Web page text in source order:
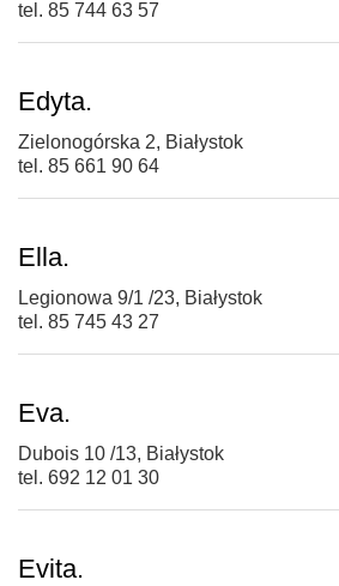
tel. 85 744 63 57
Edyta.
Zielonogórska 2, Białystok
tel. 85 661 90 64
Ella.
Legionowa 9/1 /23, Białystok
tel. 85 745 43 27
Eva.
Dubois 10 /13, Białystok
tel. 692 12 01 30
Evita.